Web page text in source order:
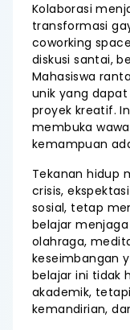
Kolaborasi
transformasi
coworking
diskusi santai,
Mahasiswa
unik yang
proyek kreatif.
membuka
kemampuan
Tekanan hidup
crisis,
sosial, tetap
belajar
olahraga,
keseimbangan
belajar ini tidak
akademik,
kemandirian,